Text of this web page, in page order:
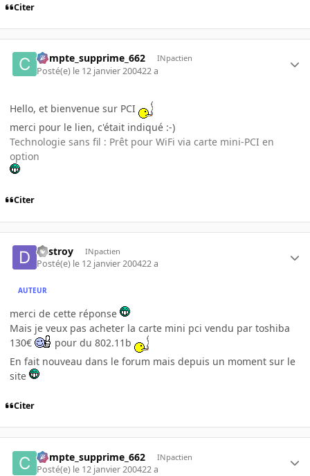
Citer
Compte_supprime_662 INpactien
Posté(e) le 12 janvier 200422 a
Hello, et bienvenue sur PCI
merci pour le lien, c'était indiqué :-)
Technologie sans fil : Prêt pour WiFi via carte mini-PCI en
option
Citer
destroy INpactien
Posté(e) le 12 janvier 200422 a
AUTEUR
merci de cette réponse
Mais je veux pas acheter la carte mini pci vendu par toshiba
130€
pour du 802.11b
En fait nouveau dans le forum mais depuis un moment sur le
site
Citer
Compte_supprime_662 INpactien
Posté(e) le 12 janvier 200422 a